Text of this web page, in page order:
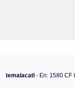
temalacatl- En: 1580 CF